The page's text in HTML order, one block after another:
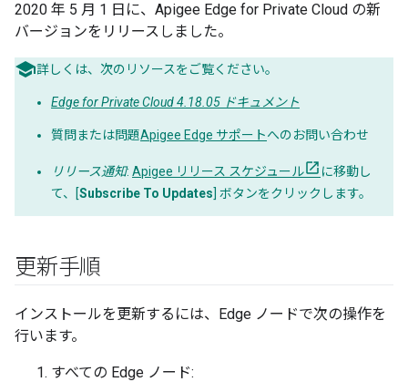
2020 年 5 月 1 日に、Apigee Edge for Private Cloud の新
バージョンをリリースしました。
詳しくは、次のリソースをご覧ください。
Edge for Private Cloud 4.18.05 ドキュメント
質問または問題Apigee Edge サポートへのお問い合わせ
リリース通知: Apigee リリース スケジュール
に移動し
て、[Subscribe To Updates] ボタンをクリックします。
更新手順
インストールを更新するには、Edge ノードで次の操作を
行います。
すべての Edge ノード: